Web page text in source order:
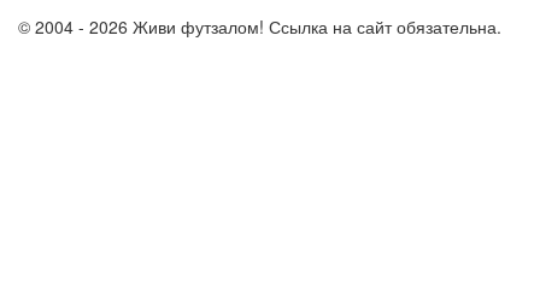
© 2004 - 2026 Живи футзалом! Ссылка на сайт обязательна.